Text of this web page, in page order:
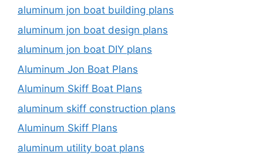
aluminum jon boat building plans
aluminum jon boat design plans
aluminum jon boat DIY plans
Aluminum Jon Boat Plans
Aluminum Skiff Boat Plans
aluminum skiff construction plans
Aluminum Skiff Plans
aluminum utility boat plans